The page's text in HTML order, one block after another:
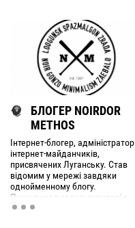
БЛОГЕР NOIRDOR
METHOS
Інтернет-блогер, адміністратор
інтернет-майданчиків,
присвячених Луганську. Став
відомим у мережі завдяки
однойменному блогу.
Поширював серед аудиторію
свого блогу інформацію про